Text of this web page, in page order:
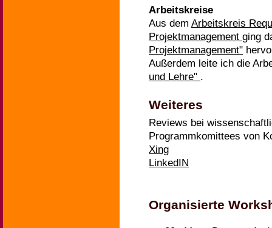
Arbeitskreise
Aus demArbeitskreis
Projektmanagementging
Projektmanagement"
Außerdem leite ich die
und Lehre" .
Weiteres
Reviews bei
Programmkomittees von
Xing
LinkedIN
Organisierte